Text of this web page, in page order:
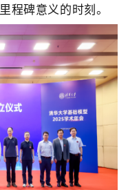
程碑意义的时刻。